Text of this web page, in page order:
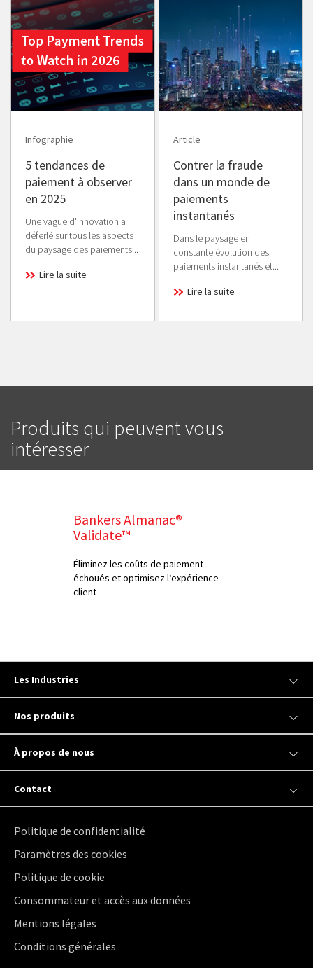
Infographie
5 tendances de
paiement à observer
en 2025
Une vague d'innovation a
déferlé sur tous les aspects
du paysage des paiements...
Lire la suite
Article
Contrer la fraude
dans un monde de
paiements
instantanés
Dans le paysage en
constante évolution des
paiements instantanés et...
Lire la suite
Produits qui peuvent vous
intéresser
Bankers Almanac®
Validate™
Éliminez les coûts de paiement
échoués et optimisez l‘expérience
client
Les Industries
Nos produits
À propos de nous
Contact
Politique de confidentialité
Paramètres des cookies
Politique de cookie
Consommateur et accès aux données
Mentions légales
Conditions générales